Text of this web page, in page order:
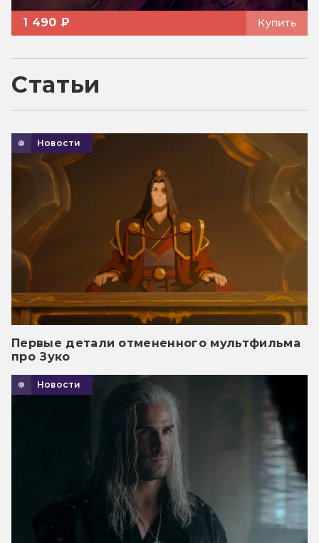
1 490 ₽ Купить
Статьи
Новости
Первые детали отмененного мультфильма
про Зуко
Новости